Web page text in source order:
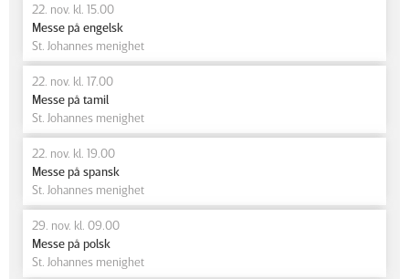
22. nov. kl. 15.00
Messe på engelsk
St. Johannes menighet
22. nov. kl. 17.00
Messe på tamil
St. Johannes menighet
22. nov. kl. 19.00
Messe på spansk
St. Johannes menighet
29. nov. kl. 09.00
Messe på polsk
St. Johannes menighet